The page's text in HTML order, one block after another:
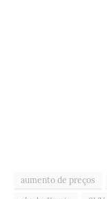
aumento de preços